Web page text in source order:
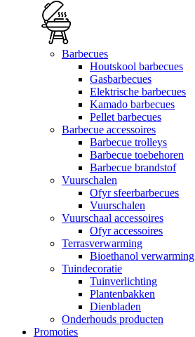
Barbecues
Houtskool barbecues
Gasbarbecues
Elektrische barbecues
Kamado barbecues
Pellet barbecues
Barbecue accessoires
Barbecue trolleys
Barbecue toebehoren
Barbecue brandstof
Vuurschalen
Ofyr sfeerbarbecues
Vuurschalen
Vuurschaal accessoires
Ofyr accessoires
Terrasverwarming
Bioethanol verwarming
Tuindecoratie
Tuinverlichting
Plantenbakken
Dienbladen
Onderhouds producten
Promoties